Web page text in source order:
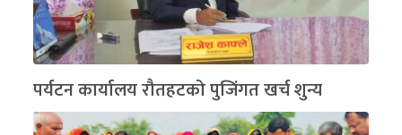
पर्यटन कार्यालय रौतहटको पुजिंगत खर्च शुन्य